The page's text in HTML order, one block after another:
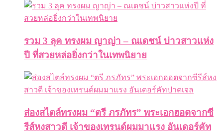
รวม 3 ลุค ทรงผม ญาญ่า – ณเดชน์ บ่าวสาวแห่ง
ปี ที่สวยหล่อยิ่งกว่าในเทพนิยาย
ส่องสไตล์ทรงผม “ตรี ภรภัทร” พระเอกฮอตจากซี
รีส์หงสาวดี เจ้าของเทรนด์ผมมาแรง อันเดอร์คัท